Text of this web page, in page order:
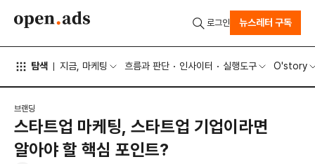
탐색 지금, 마케팅 흐름과 판단 인사이터 실행도구 O'story
로그인 뉴스레터 구독
브랜딩
스타트업 마케팅, 스타트업 기업이라면
알아야 할 핵심 포인트?